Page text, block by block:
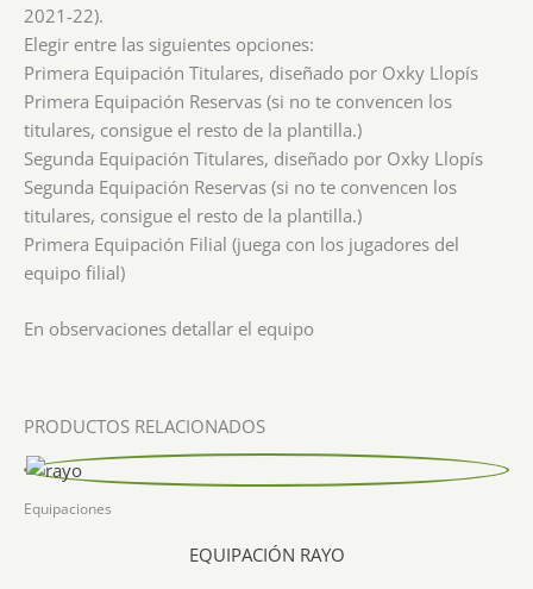
2021-22).
Elegir entre las siguientes opciones:
Primera Equipación Titulares, diseñado por Oxky Llopís
Primera Equipación Reservas (si no te convencen los
titulares, consigue el resto de la plantilla.)
Segunda Equipación Titulares, diseñado por Oxky Llopís
Segunda Equipación Reservas (si no te convencen los
titulares, consigue el resto de la plantilla.)
Primera Equipación Filial (juega con los jugadores del
equipo filial)
En observaciones detallar el equipo
PRODUCTOS RELACIONADOS
Equipaciones
EQUIPACIÓN RAYO